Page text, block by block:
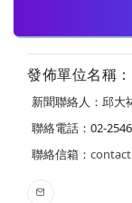
發佈單位名稱
新聞聯絡人：邱大
聯絡電話：02-
聯絡信箱：